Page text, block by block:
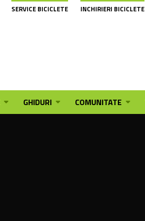
SERVICE BICICLETE INCHIRIERI BICICLETE
GHIDURI COMUNITATE